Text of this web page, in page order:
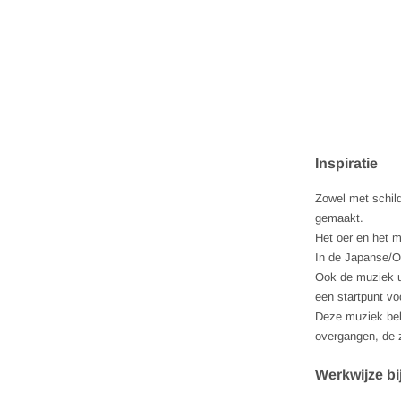
Inspiratie
Zowel met
gemaakt.
Het oer en het
In de Japanse/
Ook de muziek
een startpunt
Deze muziek
overgangen, de
Werkwijze